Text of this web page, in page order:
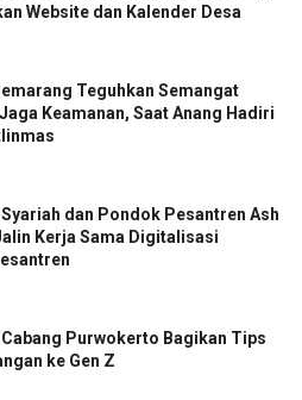
Website dan Kalender Desa
Teguhkan Semangat
Keamanan, Saat Anang Hadiri
dan Pondok Pesantren Ash
Kerja Sama Digitalisasi
Cabang Purwokerto Bagikan Tips
ke Gen Z